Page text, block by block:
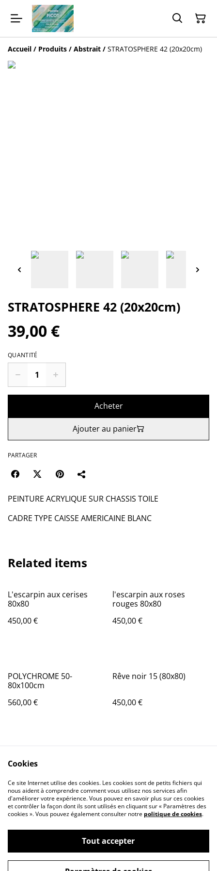
Accueil / Produits / Abstrait / STRATOSPHERE 42 (20x20cm)
STRATOSPHERE 42 (20x20cm)
39,00 €
QUANTITÉ
Acheter
Ajouter au panier
PARTAGER
PEINTURE ACRYLIQUE SUR CHASSIS TOILE
CADRE TYPE CAISSE AMERICAINE BLANC
Related items
L'escarpin aux cerises
80x80
450,00 €
l'escarpin aux roses
rouges 80x80
450,00 €
POLYCHROME 50-
80x100cm
560,00 €
Rêve noir 15 (80x80)
450,00 €
Contactez-nous
Conditions
Politique de
confidentialité
Politique de cookies
©2026Pascale Picot - Artiste Plasticienne
Cookies
Ce site Internet utilise des cookies. Les cookies sont de petits fichiers qui
nous aident à comprendre comment vous utilisez nos services afin
d'améliorer votre expérience. Vous pouvez en savoir plus sur ces cookies
et contrôler la façon dont ils sont utilisés en cliquant sur « Paramètres des
cookies ». Vous pouvez également consulter notre politique de cookies.
Tout accepter